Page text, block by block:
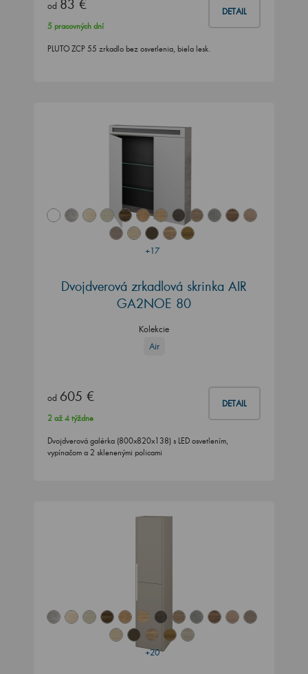
od 83 € DETAIL
5 pracovných dní
PLUTO ZCP 55 zrkadlo bez osvetlenia, biela lesk.
+17
Dvojdverová zrkadlová skrinka AIR
GA2NOE 80
Kolekcie
Air
od 605 € DETAIL
2 až 4 týždne
Dvojdverová galérka (800x820x138) s LED osvetlením,
vypínačom a 2 sklenenými policami
+20